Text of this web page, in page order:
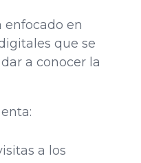
enfocado en
que se
a conocer la
a los